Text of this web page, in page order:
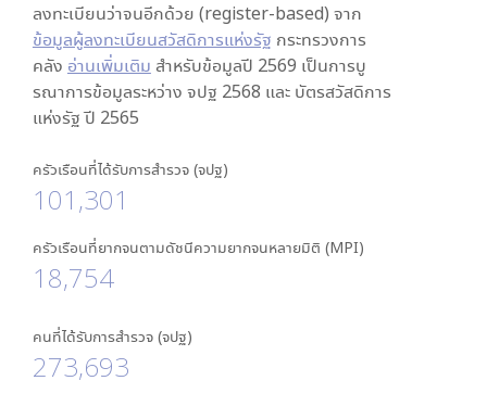
ลงทะเบียนว่าจนอีกด้วย (register-based) จาก
ข้อมูลผู้ลงทะเบียนสวัสดิการแห่งรัฐ กระทรวงการ
คลัง อ่านเพิ่มเติม สำหรับข้อมูลปี 2569 เป็นการบู
รณาการข้อมูลระหว่าง จปฐ 2568 และ บัตรสวัสดิการ
แห่งรัฐ ปี 2565
ครัวเรือนที่ได้รับการสำรวจ (จปฐ)
101,301
ครัวเรือนที่ยากจนตามดัชนีความยากจนหลายมิติ (MPI)
18,754
คนที่ได้รับการสำรวจ (จปฐ)
273,693